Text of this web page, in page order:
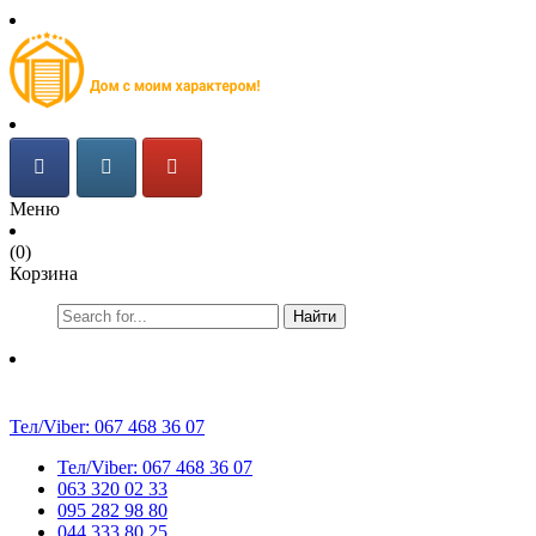
Меню
(0)
Корзина
Найти
Тел/Viber: 067 468 36 07
Тел/Viber: 067 468 36 07
063 320 02 33
095 282 98 80
044 333 80 25